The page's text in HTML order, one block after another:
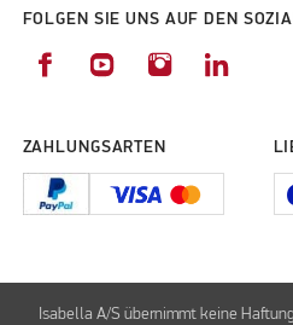
FOLGEN SIE UNS AUF DEN
ZAHLUNGSARTEN
Isabella A/S übernimmt keine